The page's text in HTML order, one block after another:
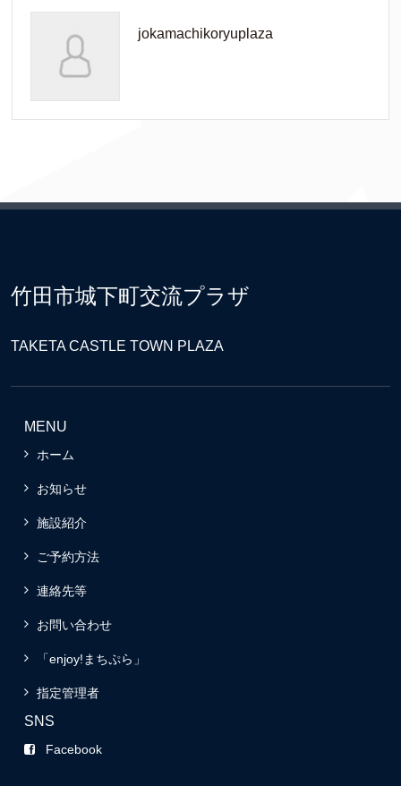
jokamachikoryuplaza
竹田市城下町交流プラザ
TAKETA CASTLE TOWN PLAZA
MENU
ホーム
お知らせ
施設紹介
ご予約方法
連絡先等
お問い合わせ
「enjoy!まちぷら」
指定管理者
SNS
Facebook